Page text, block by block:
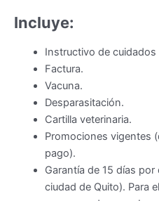
Incluye:
Instructivo de cuidados
Factura.
Vacuna.
Desparasitación.
Cartilla veterinaria.
Promociones vigentes
pago).
Garantía de 15 días
ciudad de Quito). Para